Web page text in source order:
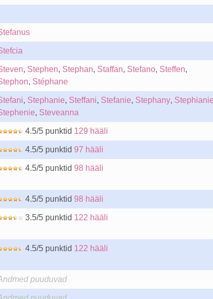
, Stephen, Stephan, Staffan, Stefano, Steffen,
, Stéphane
, Stephanie, Steffani, Stefanie, Stephany,
, Steveanna
4.5/5 punktid 129 hääli
4.5/5 punktid 97 hääli
4.5/5 punktid 98 hääli
4.5/5 punktid 98 hääli
3.5/5 punktid 122 hääli
4.5/5 punktid 122 hääli
puuduvad